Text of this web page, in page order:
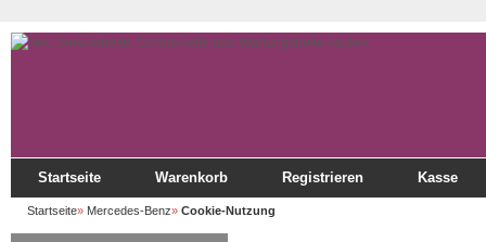
Startseite Warenkorb Registrieren Kasse
Startseite» Mercedes-Benz» Cookie-Nutzung